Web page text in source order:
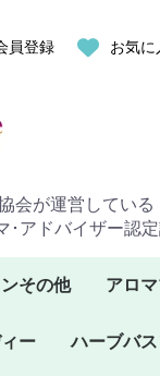
員登録 お気に
会が運営している
アドバイザー認
その他 アロ
ー ハーブバ